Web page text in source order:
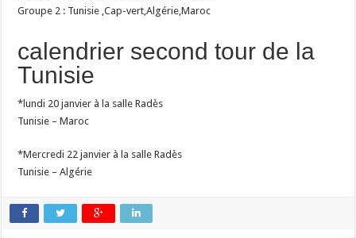
Groupe 2 : Tunisie ,Cap-vert,Algérie,Maroc
calendrier second tour de la
Tunisie
*lundi 20 janvier à la salle Radès
Tunisie – Maroc
*Mercredi 22 janvier à la salle Radès
Tunisie – Algérie